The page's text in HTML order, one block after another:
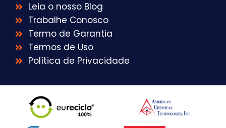
Leia o nosso Blog
Trabalhe Conosco
Termo de Garantia
Termos de Uso
Política de Privacidade